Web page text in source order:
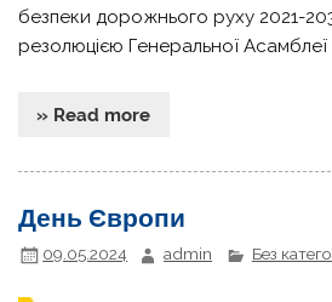
безпеки дорожнього руху 2021-
резолюцією Генеральної
» Read more
День Європи
09.05.2024 admin Без